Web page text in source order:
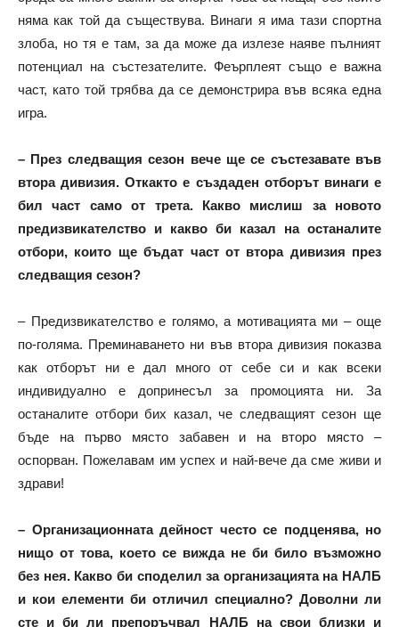
няма как той да съществува. Винаги я има тази спортна
злоба, но тя е там, за да може да излезе наяве пълният
потенциал на състезателите. Феърплеят също е важна
част, като той трябва да се демонстрира във всяка една
игра.
– През следващия сезон вече ще се състезавате във
втора дивизия. Откакто е създаден отборът винаги е
бил част само от трета. Какво мислиш за новото
предизвикателство и какво би казал на останалите
отбори, които ще бъдат част от втора дивизия през
следващия сезон?
– Предизвикателство е голямо, а мотивацията ми – още
по-голяма. Преминаването ни във втора дивизия показва
как отборът ни е дал много от себе си и как всеки
индивидуално е допринесъл за промоцията ни. За
останалите отбори бих казал, че следващият сезон ще
бъде на първо място забавен и на второ място –
оспорван. Пожелавам им успех и най-вече да сме живи и
здрави!
– Организационната дейност често се подценява, но
нищо от това, което се вижда не би било възможно
без нея. Какво би споделил за организацията на НАЛБ
и кои елементи би отличил специално? Доволни ли
сте и би ли препоръчвал НАЛБ на свои близки и